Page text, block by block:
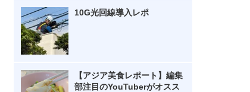
10G光回線導入レポ
【アジア美食レポート】編集
部注目のYouTuberがオスス